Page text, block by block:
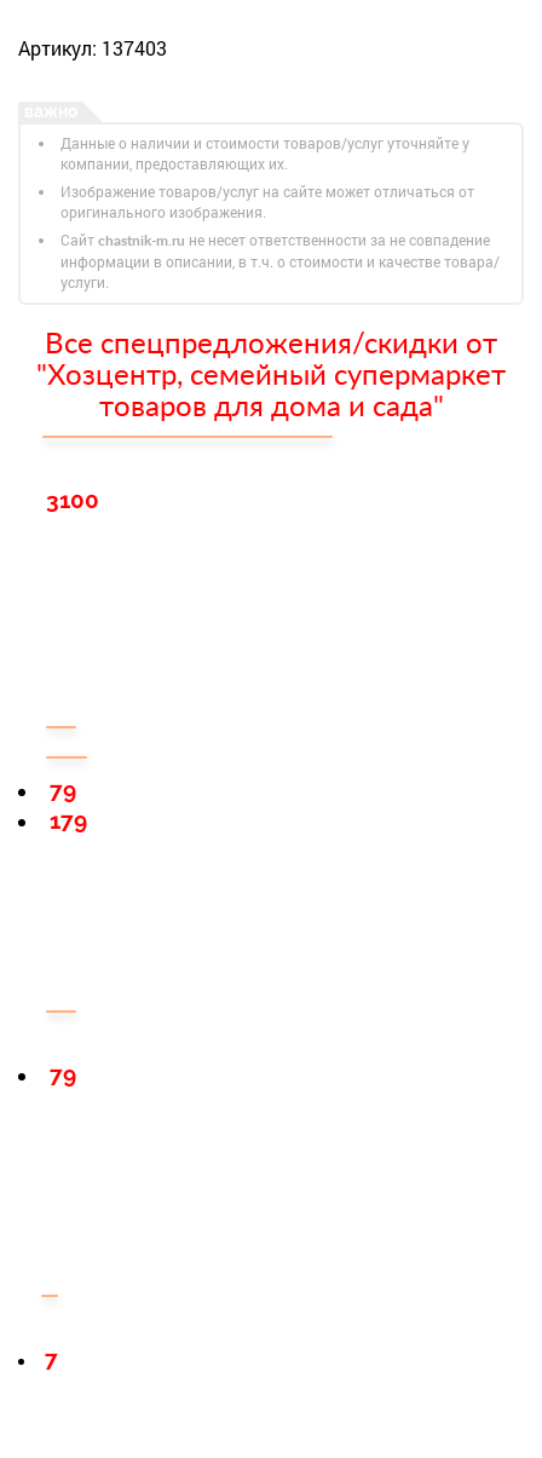
Артикул: 137403
Данные о наличии и стоимости товаров/услуг уточняйте у
компании, предоставляющих их.
Изображение товаров/услуг на сайте может отличаться от
оригинального изображения.
Сайт chastnik-m.ru не несет ответственности за не совпадение
информации в описании, в т.ч. о стоимости и качестве товара/
услуги.
Все спецпредложения/скидки от
"Хозцентр, семейный супермаркет
товаров для дома и сада"
3100
179
79
79
7